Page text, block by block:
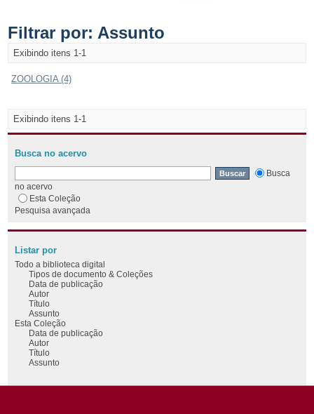
Filtrar por: Assunto
Exibindo itens 1-1
ZOOLOGIA (4)
Exibindo itens 1-1
Busca no acervo
Busca
no acervo
Esta Coleção
Pesquisa avançada
Listar por
Todo a biblioteca digital
Tipos de documento & Coleções
Data de publicação
Autor
Título
Assunto
Esta Coleção
Data de publicação
Autor
Título
Assunto